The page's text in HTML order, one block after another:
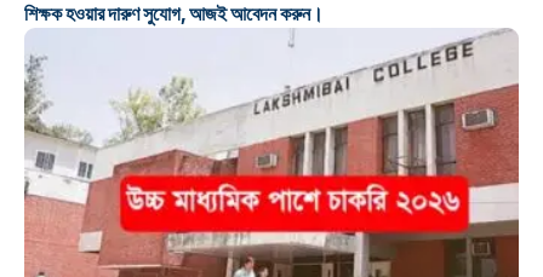
শিক্ষক হওয়ার দারুণ সুযোগ, আজই আবেদন করুন।